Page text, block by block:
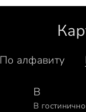
По алфавиту
В
В